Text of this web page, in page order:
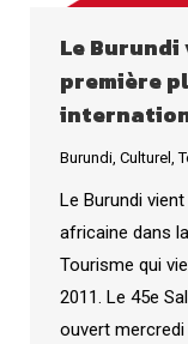
Le
première
Burundi, Culturel ,
Le Burundi
africaine dans
Tourisme qui
2011. Le 45e
ouvert